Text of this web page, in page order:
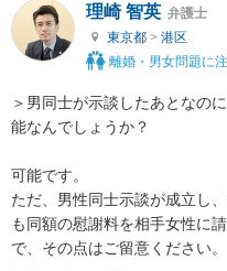
理崎 智英 弁護士
東京都 > 港区
離婚・男女問題に
＞男同士が示談したあとなの
能なんでしょうか？
可能です。
ただ、男性同士示談が成立し
も同額の慰謝料を相手女性に
で、その点はご留意ください。